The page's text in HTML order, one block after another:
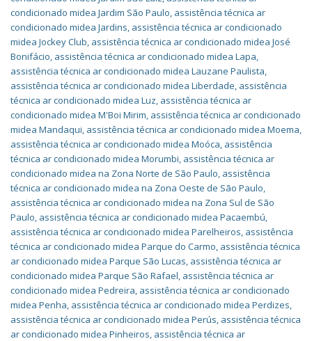
condicionado midea Jardim São Paulo, assistência técnica ar
condicionado midea Jardins, assistência técnica ar condicionado
midea Jockey Club, assistência técnica ar condicionado midea José
Bonifácio, assistência técnica ar condicionado midea Lapa,
assistência técnica ar condicionado midea Lauzane Paulista,
assistência técnica ar condicionado midea Liberdade, assistência
técnica ar condicionado midea Luz, assistência técnica ar
condicionado midea M'Boi Mirim, assistência técnica ar condicionado
midea Mandaqui, assistência técnica ar condicionado midea Moema,
assistência técnica ar condicionado midea Moóca, assistência
técnica ar condicionado midea Morumbi, assistência técnica ar
condicionado midea na Zona Norte de São Paulo, assistência
técnica ar condicionado midea na Zona Oeste de São Paulo,
assistência técnica ar condicionado midea na Zona Sul de São
Paulo, assistência técnica ar condicionado midea Pacaembú,
assistência técnica ar condicionado midea Parelheiros, assistência
técnica ar condicionado midea Parque do Carmo, assistência técnica
ar condicionado midea Parque São Lucas, assistência técnica ar
condicionado midea Parque São Rafael, assistência técnica ar
condicionado midea Pedreira, assistência técnica ar condicionado
midea Penha, assistência técnica ar condicionado midea Perdizes,
assistência técnica ar condicionado midea Perús, assistência técnica
ar condicionado midea Pinheiros, assistência técnica ar